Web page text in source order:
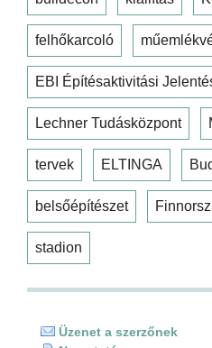
felhőkarcoló
EBI Építésaktivitási
Lechner Tudásközpont
tervek ELTINGA
belsőépítészet
stadion
Üzenet a szerzőnek